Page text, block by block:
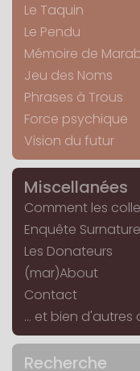
Le Taquin
Le Pendu
Mémoire de
Jeu des Noms
Phrases à Trous
Force psychique
Vision du futur
Miscellanées
Comment les
Enquête
Les Donateurs
(mar)About
Contact
... et bien
Recherche